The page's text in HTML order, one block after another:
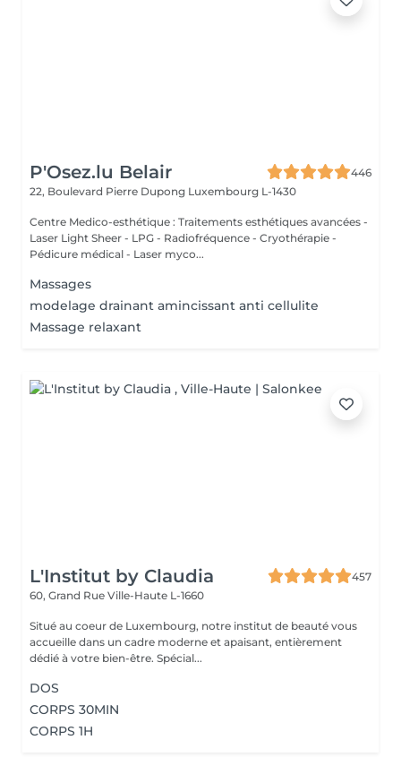
P'Osez.lu Belair
446
22, Boulevard Pierre Dupong Luxembourg L-1430
Centre Medico-esthétique : Traitements esthétiques avancées -
Laser Light Sheer - LPG - Radiofréquence - Cryothérapie -
Pédicure médical - Laser myco...
Massages
modelage drainant amincissant anti cellulite
Massage relaxant
L'Institut by Claudia
457
60, Grand Rue Ville-Haute L-1660
Situé au coeur de Luxembourg, notre institut de beauté vous
accueille dans un cadre moderne et apaisant, entièrement
dédié à votre bien-être. Spécial...
DOS
CORPS 30MIN
CORPS 1H